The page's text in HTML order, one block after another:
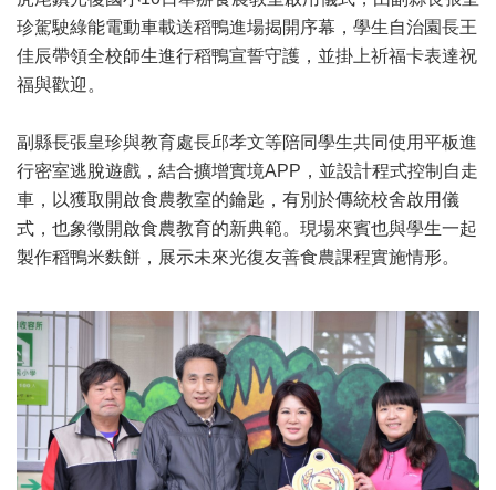
珍駕駛綠能電動車載送稻鴨進場揭開序幕，學生自治園長王
佳辰帶領全校師生進行稻鴨宣誓守護，並掛上祈福卡表達祝
福與歡迎。
副縣長張皇珍與教育處長邱孝文等陪同學生共同使用平板進
行密室逃脫遊戲，結合擴增實境APP，並設計程式控制自走
車，以獲取開啟食農教室的鑰匙，有別於傳統校舍啟用儀
式，也象徵開啟食農教育的新典範。現場來賓也與學生一起
製作稻鴨米麩餅，展示未來光復友善食農課程實施情形。